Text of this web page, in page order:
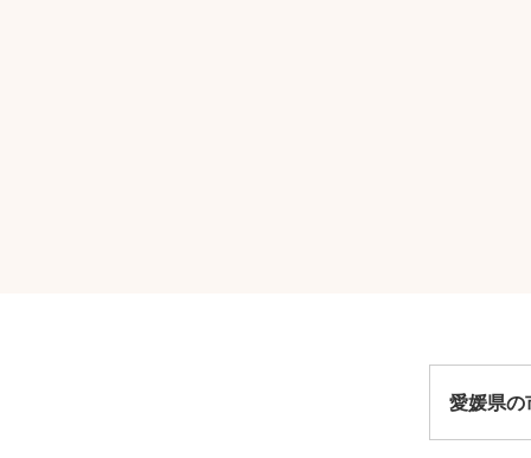
愛媛県の